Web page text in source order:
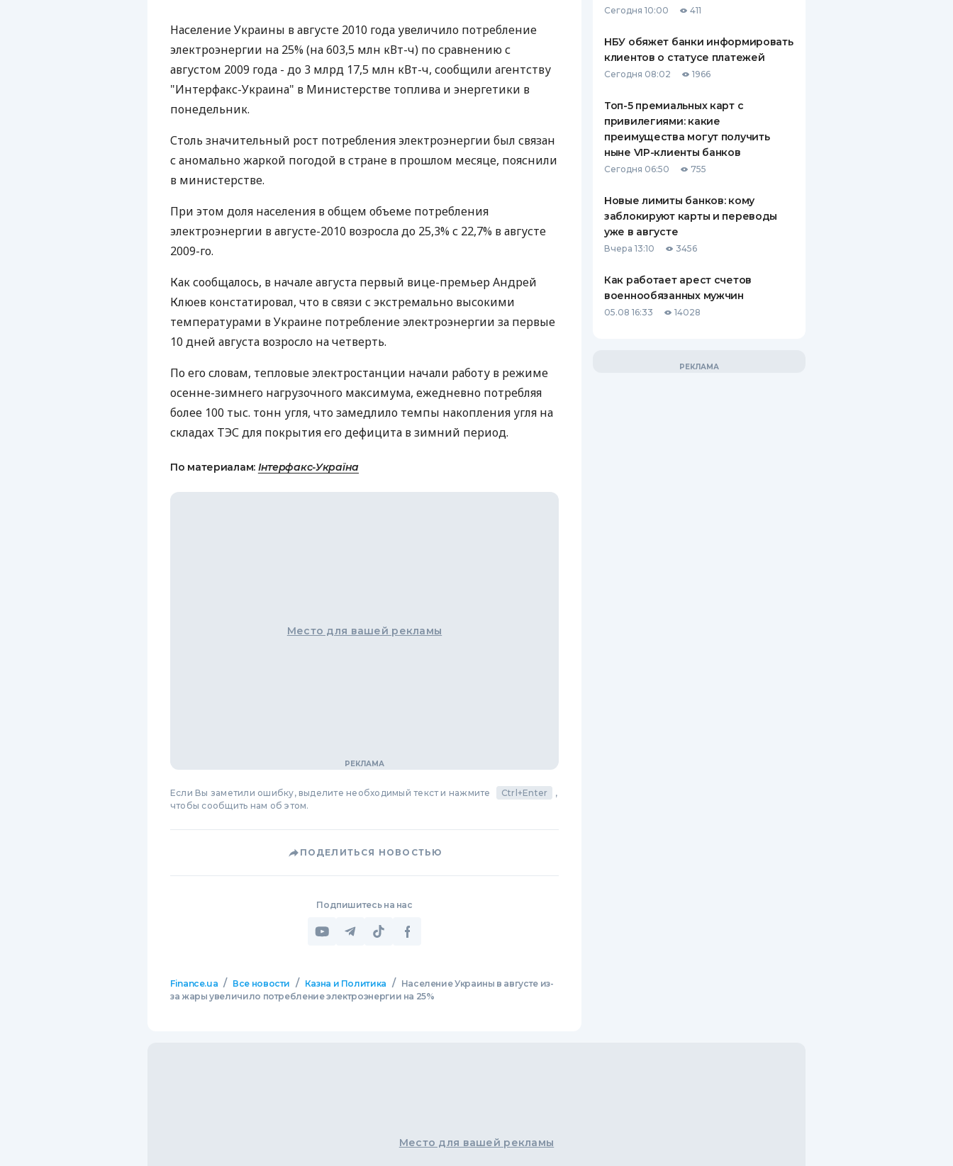
КЕШБЭКА
БАНКОВСКИМ КАРТАМ
СТРАХОВАНИЮ
ВСЕ СТРАХОВЫЕ ПОЛИСЫ
ОТЗЫВЫ О СТРАХОВЫХ
КОМПАНИЯХ
Население Украины в августе 2010 года увеличило потребление
электроэнергии на 25% (на 603,5 млн кВт-ч) по сравнению с
августом 2009 года - до 3 млрд 17,5 млн кВт-ч, сообщили агентству
"Интерфакс-Украина" в Министерстве топлива и энергетики в
понедельник.
Столь значительный рост потребления электроэнергии был связан
с аномально жаркой погодой в стране в прошлом месяце, пояснили
в министерстве.
При этом доля населения в общем объеме потребления
электроэнергии в августе-2010 возросла до 25,3% с 22,7% в августе
2009-го.
Как сообщалось, в начале августа первый вице-премьер Андрей
Клюев констатировал, что в связи с экстремально высокими
температурами в Украине потребление электроэнергии за первые
10 дней августа возросло на четверть.
По его словам, тепловые электростанции начали работу в режиме
осенне-зимнего нагрузочного максимума, ежедневно потребляя
более 100 тыс. тонн угля, что замедлило темпы накопления угля на
складах ТЭС для покрытия его дефицита в зимний период.
По материалам: Інтерфакс-Україна
Место для вашей рекламы
Если Вы заметили ошибку, выделите необходимый текст и нажмите Ctrl+Enter
,
чтобы сообщить нам об этом.
ПОДЕЛИТЬСЯ НОВОСТЬЮ
Подпишитесь на нас
Finance.ua / Все новости / Казна и Политика /
Население Украины в августе из-
за жары увеличило потребление электроэнергии на 25%
Сегодня 10:00 411
НБУ обяжет банки информировать
клиентов о статусе платежей
Сегодня 08:02 1966
Топ-5 премиальных карт с
привилегиями: какие
преимущества могут получить
ныне VIP-клиенты банков
Сегодня 06:50 755
Новые лимиты банков: кому
заблокируют карты и переводы
уже в августе
Вчера 13:10 3456
Как работает арест счетов
военнообязанных мужчин
05.08 16:33 14028
Место для вашей рекламы